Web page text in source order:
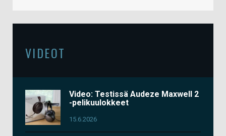
VIDEOT
Video: Testissä Audeze Maxwell 2
-pelikuulokkeet
15.6.2026